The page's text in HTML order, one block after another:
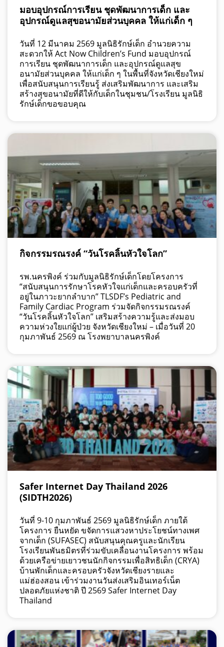
มอบอุปกรณ์การเรียน ชุดพัฒนาการเด็ก และ
อุปกรณ์ดูแลสุขอนามัยส่วนบุคคล ให้แก่เด็ก ๆ
วันที่ 12 มีนาคม 2569 มูลนิธิรักษ์เด็ก อำนวยความ
สะดวกให้ Act Now Children’s Fund มอบอุปกรณ์
การเรียน ชุดพัฒนาการเด็ก และอุปกรณ์ดูแลสุข
อนามัยส่วนบุคคล ให้แก่เด็ก ๆ ในพื้นที่จังหวัดเชียงใหม่
เพื่อสนับสนุนการเรียนรู้ ส่งเสริมพัฒนาการ และเสริม
สร้างสุขอนามัยที่ดีให้กับเด็กในชุมชน/โรงเรียน มูลนิธิ
รักษ์เด็กขอขอบคุณ
กิจกรรมรณรงค์ “วันโรคลิ้นหัวใจโลก”
รพ.นครพิงค์ ร่วมกับมูลนิธิรักษ์เด็กโดยโครงการ
“สนับสนุนการรักษาโรคหัวใจแก่เด็กและครอบครัวที่
อยู่ในภาวะยากลำบาก” TLSDF’s Pediatric and
Family Cardiac Program ร่วมจัดกิจกรรมรณรงค์
“วันโรคลิ้นหัวใจโลก” เสริมสร้างความรู้และส่งมอบ
ความห่วงใยแก่ผู้ป่วย จังหวัดเชียงใหม่ – เมื่อวันที่ 20
กุมภาพันธ์ 2569 ณ โรงพยาบาลนครพิงค์
Safer Internet Day Thailand 2026
(SIDTH2026)
วันที่ 9-10 กุมภาพันธ์ 2569 มูลนิธิรักษ์เด็ก ภายใต้
โครงการ ยืนหยัด ขจัดการแสวงหาประโยชน์ทางเพศ
จากเด็ก (SUFASEC) สนับสนุนคุณครูและนักเรียน
โรงเรียนพันธมิตรที่ร่วมขับเคลื่อนงานโครงการ พร้อม
ด้วยเครือข่ายเยาวชนนักกิจกรรมเพื่อสิทธิเด็ก (CRYA)
บ้านพักเด็กและครอบครัวจังหวัดเชียงรายและ
แม่ฮ่องสอน เข้าร่วมงานวันส่งเสริมอินเทอร์เน็ต
ปลอดภัยแห่งชาติ ปี 2569 Safer Internet Day
Thailand